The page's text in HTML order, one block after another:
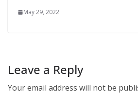
May 29, 2022
Leave a Reply
Your email address will not be